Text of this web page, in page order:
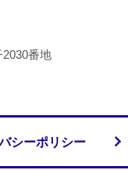
番地
シーポリシー